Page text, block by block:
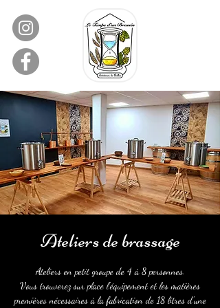
Ateliers de brassage
Ateliers en petit groupe de 4 à 8 personnes.
Vous trouverez sur place l'équipement et les matières
premières nécessaires à la fabrication de 18 litres d'une